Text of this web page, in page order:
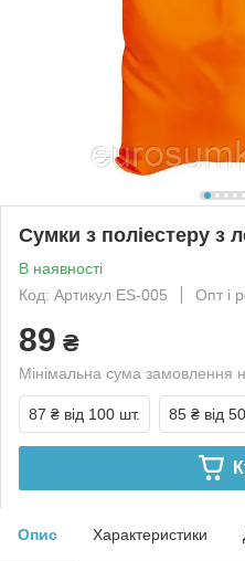
Сумки з поліестеру з
В наявності
Код: Артикул ES-005
Опт і
89 ₴
Мінімальна сума замовлення
87 ₴ від 100 шт. 85 ₴ від
Опис Характеристики